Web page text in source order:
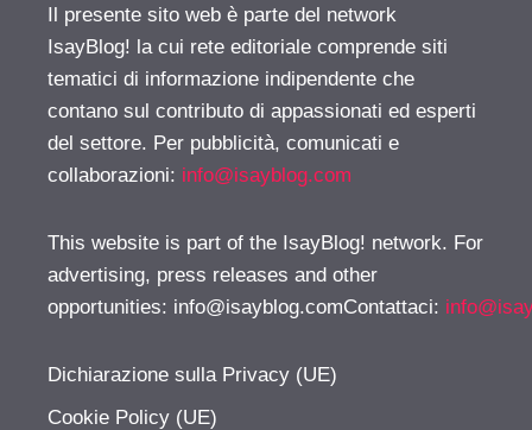
Il presente sito web è parte del network
IsayBlog! la cui rete editoriale comprende siti
tematici di informazione indipendente che
contano sul contributo di appassionati ed esperti
del settore. Per pubblicità, comunicati e
collaborazioni: info@isayblog.com
This website is part of the IsayBlog! network. For
advertising, press releases and other
opportunities: info@isayblog.comContattaci:
Dichiarazione sulla Privacy (UE)
Cookie Policy (UE)